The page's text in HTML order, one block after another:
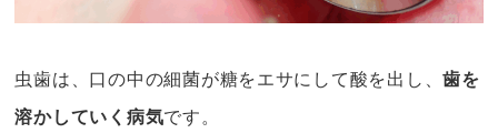
虫歯は、口の中の細菌が糖をエサにして酸を出し、歯を
溶かしていく病気です。